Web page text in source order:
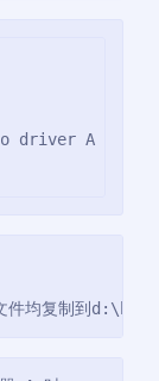
件均复制到